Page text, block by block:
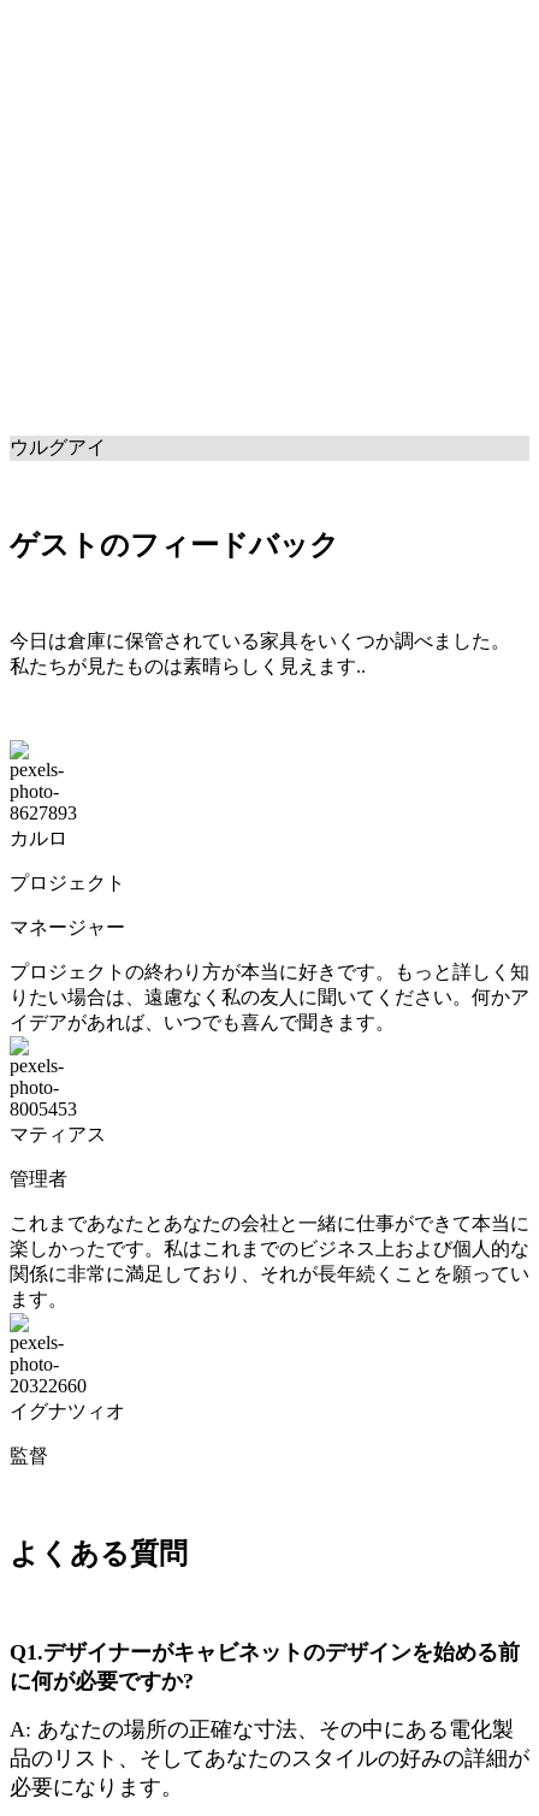
ウルグアイ
ゲストのフィードバック
今日は倉庫に保管されている家具をいくつか調べました。
私たちが見たものは素晴らしく見えます..
カルロ
プロジェクト
マネージャー
プロジェクトの終わり方が本当に好きです。もっと詳しく知
りたい場合は、遠慮なく私の友人に聞いてください。何かア
イデアがあれば、いつでも喜んで聞きます。
マティアス
管理者
これまであなたとあなたの会社と一緒に仕事ができて本当に
楽しかったです。私はこれまでのビジネス上および個人的な
関係に非常に満足しており、それが長年続くことを願ってい
ます。
イグナツィオ
監督
よくある質問
Q1.デザイナーがキャビネットのデザインを始める前
に何が必要ですか?
A: あなたの場所の正確な寸法、その中にある電化製
品のリスト、そしてあなたのスタイルの好みの詳細が
必要になります。